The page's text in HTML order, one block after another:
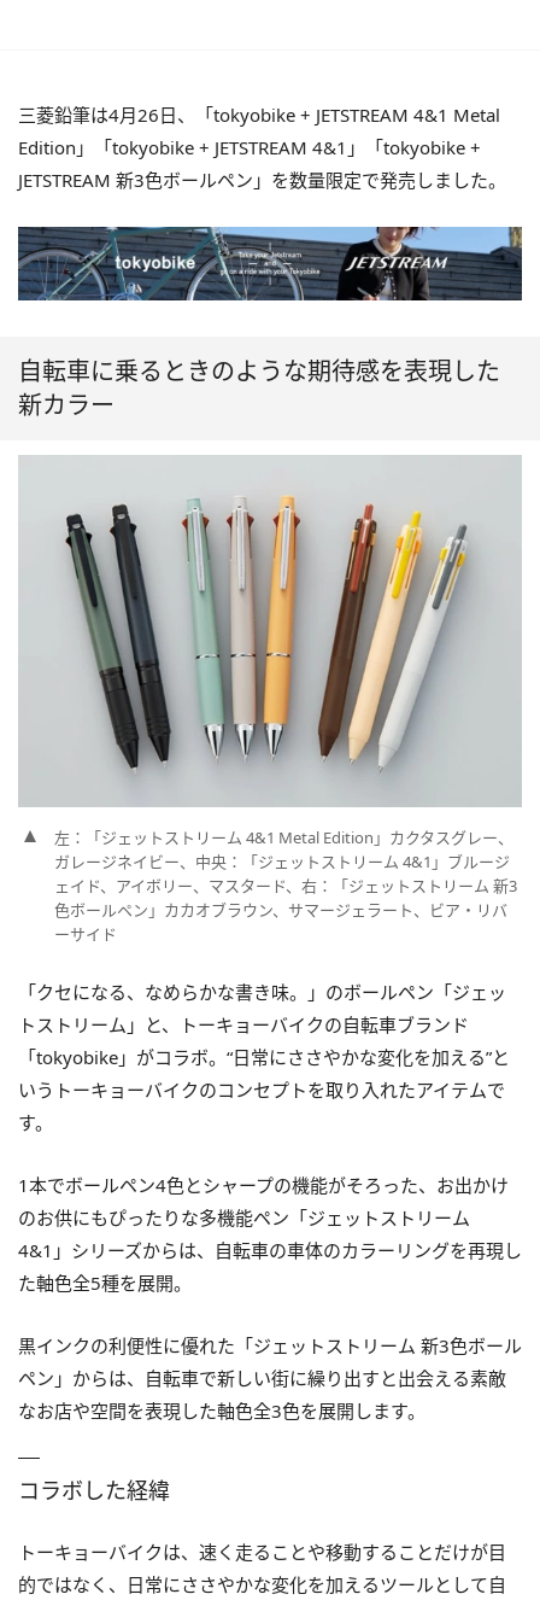
三菱鉛筆は4月26日、「tokyobike + JETSTREAM 4&1 Metal
Edition」「tokyobike + JETSTREAM 4&1」「tokyobike +
JETSTREAM 新3色ボールペン」を数量限定で発売しました。
自転車に乗るときのような期待感を表現した
新カラー
左：「ジェットストリーム 4&1 Metal Edition」カクタスグレー、
ガレージネイビー、中央：「ジェットストリーム 4&1」ブルージ
ェイド、アイボリー、マスタード、右：「ジェットストリーム 新3
色ボールペン」カカオブラウン、サマージェラート、ビア・リバ
ーサイド
「クセになる、なめらかな書き味。」のボールペン「ジェッ
トストリーム」と、トーキョーバイクの自転車ブランド
「tokyobike」がコラボ。“日常にささやかな変化を加える”と
いうトーキョーバイクのコンセプトを取り入れたアイテムで
す。
1本でボールペン4色とシャープの機能がそろった、お出かけ
のお供にもぴったりな多機能ペン「ジェットストリーム
4&1」シリーズからは、自転車の車体のカラーリングを再現し
た軸色全5種を展開。
黒インクの利便性に優れた「ジェットストリーム 新3色ボール
ペン」からは、自転車で新しい街に繰り出すと出会える素敵
なお店や空間を表現した軸色全3色を展開します。
コラボした経緯
トーキョーバイクは、速く走ることや移動することだけが目
的ではなく、日常にささやかな変化を加えるツールとして自